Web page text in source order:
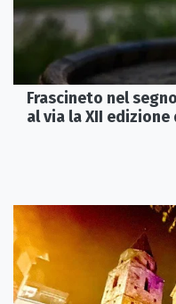
Frascineto nel
al via la XII